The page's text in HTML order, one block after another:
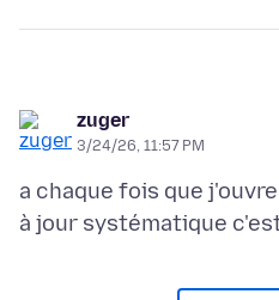
zuger
3/24/26, 11:57 PM
a chaque fois que